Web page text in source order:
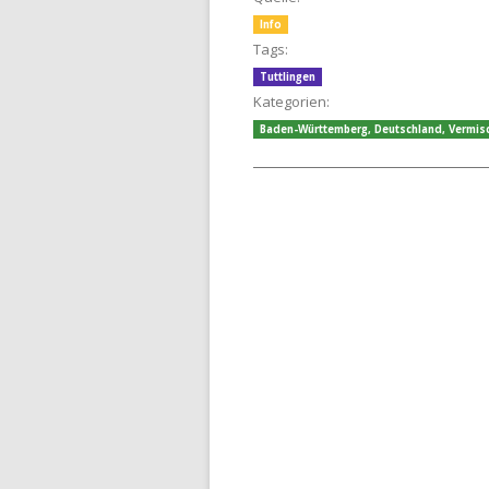
Info
Tags:
Tuttlingen
Kategorien:
Baden-Württemberg, Deutschland,